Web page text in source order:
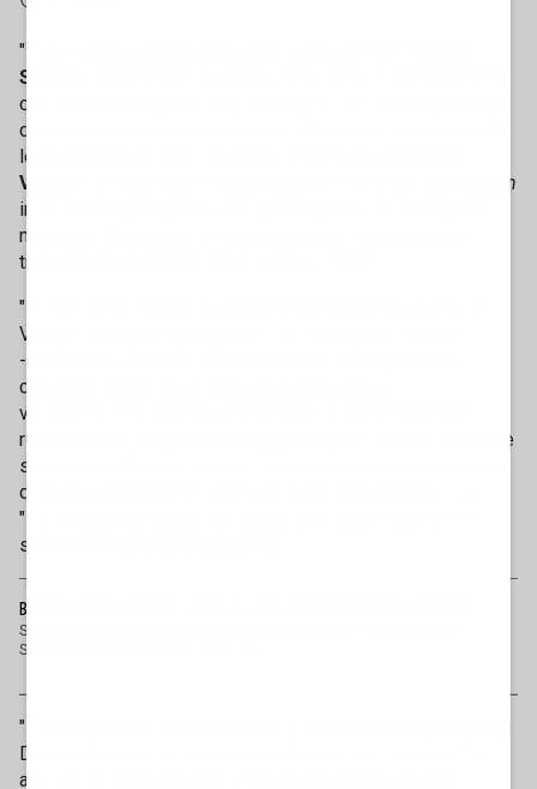
"È una vittoria politica che poco ha di artistico":
Senaldi
con David Parenzo a
decisione del teatro La Fenice di Venezia di annullare tutte
le collaborazioni con il direttore d'orchestra
Venezi
La Nacion
in cui la Venezi diceva: "Non provengo da una famiglia di
musicisti. E questa è un'orchestra dove le posizioni si
tramandano praticamente di padre in figlio".
"Io non sono in grado di valutare tecnicamente quanto la
Venezi meritasse quel posto - ha proseguito Senaldi
- penso che lei abbia trovato una exit strategy che le
consente di dire che è stata bullizzata, cosa
verissima... Pensate se un'orchestra di destra avesse
rifiutato così una direttrice suggerita dalla sinistra! Sarebbe
successa la fine del mondo". "Lei è stata bullizzata perché
di destra secondo te?", gli ha chiesto il conduttore. E lui:
"Lei è stata bullizzata non voglio dire perché donna ma
sicuramente
BEATRICE VENEZI, PERCHÉ IL CASO DEL LICENZIAMENTO AFFONDA I COMPAGNI
Senza voler togliere nulla, per carità, caro direttore, al nostro Enrico
Stinchelli per la sua difesa, direi, gen...
"È stata criticata, non bullizzata", è intervenuta la giornalista
Daniela Preziosi. E a quel punto Senaldi ha risposto: "No,
alla Fenice sono già stati imposti dei giovani direttori